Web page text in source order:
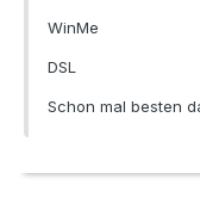
WinMe
DSL
Schon mal besten